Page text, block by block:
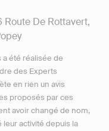
Route De Rottavert,
été réalisée de
des Experts
en rien un avis
proposés par ces
avoir changé de nom,
activité depuis la